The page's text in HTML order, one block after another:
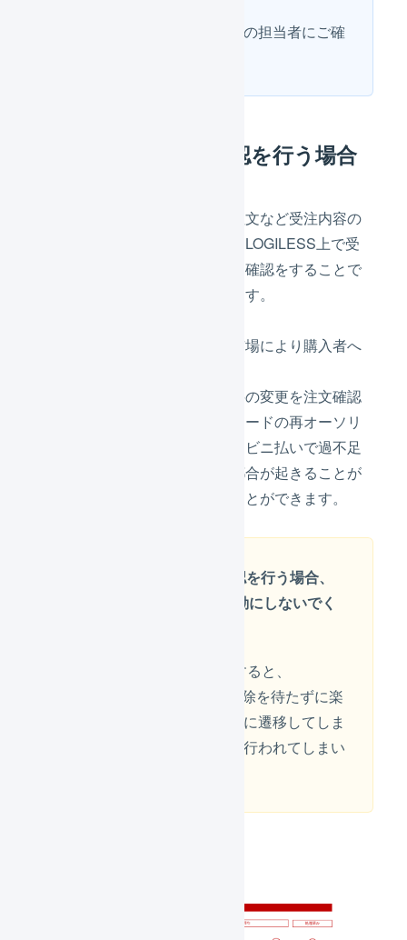
詳しい設定方法は楽天市場の担当者にご確
LOGILESSで注文確認を行う場合
離島への発送や特別な商品の注文など受注内容の
確認が必要な注文については、LOGILESS上で受
注を「確認待ち」に止めて注文確認をすることで
柔軟な業務フローを実現できます。
注文確認を実行すると、楽天市場により購入者へ
注文内容、金額、送料、手数料の変更を注文確認
後に実行すると、クレジットカードの再オーソリ
が行われたり、銀行振込、コンビニ払いで過不足
金が発生したりするなどの不都合が起きることが
あるため、これを未然に防ぐことができます。
LOGILESSで注文確認を行う場合、
RMSで注文確認を自動にしないでく
RMSで注文確認を自動にすると、
LOGILESSでの確認待ち解除を待たずに楽
天の注文が「楽天処理中」に遷移してしま
い、購入者へ決済手続きが行われてしまい